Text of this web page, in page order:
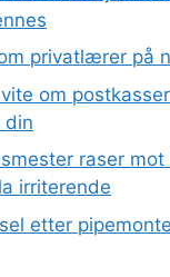
privatlærer på
om
din
raser mot
irriterende
etter